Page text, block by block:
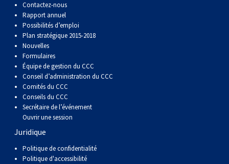
Contactez-nous
Rapport annuel
Possibilités d’emploi
Plan stratégique 2015-2018
Nouvelles
Formulaires
Équipe de gestion du CCC
Conseil d’administration du CCC
Comités du CCC
Conseils du CCC
Secrétaire de l’événement
Ouvrir une session
Juridique
Politique de confidentialité
Politique d'accessibilité